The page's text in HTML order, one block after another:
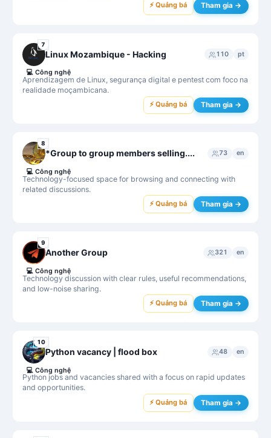
⚡ Quảng bá Tham gia →
7
Linux Mozambique - Hacking 110 pt
Aprendizagem de Linux, segurança digital e pentest com foco na
realidade moçambicana.
💻 Công nghệ
⚡ Quảng bá Tham gia →
8
*Group to group members selling.... 73 en
Technology-focused space for browsing and connecting with
related discussions.
💻 Công nghệ
⚡ Quảng bá Tham gia →
9
Another Group 321 en
Technology discussion with clear rules, useful recommendations,
and low-noise sharing.
💻 Công nghệ
⚡ Quảng bá Tham gia →
10
Python vacancy | flood box 48 en
Python jobs and vacancies shared with a focus on rapid updates
and opportunities.
💻 Công nghệ
⚡ Quảng bá Tham gia →